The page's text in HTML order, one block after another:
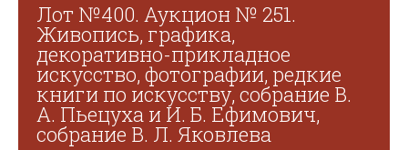
Лот №400. Аукцион № 251.
Живопись, графика,
декоративно-прикладное
искусство, фотографии, редкие
книги по искусству, собрание В.
А. Пьецуха и И. Б. Ефимович,
собрание В. Л. Яковлева